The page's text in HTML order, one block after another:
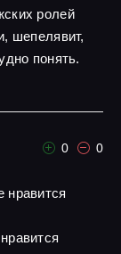
ролей
шепелявит,
понять.
0 0
нравится